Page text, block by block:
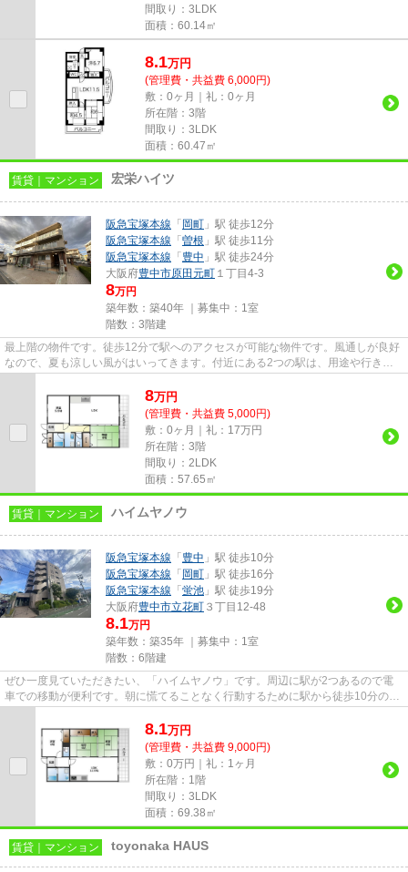
間取り：3LDK
面積：60.14㎡
8.1万円
(管理費・共益費 6,000円)
敷：0ヶ月｜礼：0ヶ月
所在階：3階
間取り：3LDK
面積：60.47㎡
賃貸｜マンション 宏栄ハイツ
阪急宝塚本線 「 岡町 」駅 徒歩12分
阪急宝塚本線 「 曽根 」駅 徒歩11分
阪急宝塚本線 「 豊中 」駅 徒歩24分
大阪府豊中市原田元町 １丁目4-3
8万円
築年数：築40年 ｜募集中： 1室
階数：3階建
最上階の物件です。徒歩12分で駅へのアクセスが可能な物件です。風通しが良好
なので、夏も涼しい風がはいってきます。付近にある2つの駅は、用途や行き先
8万円
(管理費・共益費 5,000円)
敷：0ヶ月｜礼：17万円
所在階：3階
間取り：2LDK
面積：57.65㎡
賃貸｜マンション ハイムヤノウ
阪急宝塚本線 「 豊中 」駅 徒歩10分
阪急宝塚本線 「 岡町 」駅 徒歩16分
阪急宝塚本線 「 蛍池 」駅 徒歩19分
大阪府豊中市立花町 ３丁目12-48
8.1万円
築年数：築35年 ｜募集中： 1室
階数：6階建
ぜひ一度見ていただきたい、「ハイムヤノウ」です。周辺に駅が2つあるので電
車での移動が便利です。朝に慌てることなく行動するために駅から徒歩10分の駅
8.1万円
(管理費・共益費 9,000円)
敷：0万円｜礼：1ヶ月
所在階：1階
間取り：3LDK
面積：69.38㎡
賃貸｜マンション toyonaka HAUS